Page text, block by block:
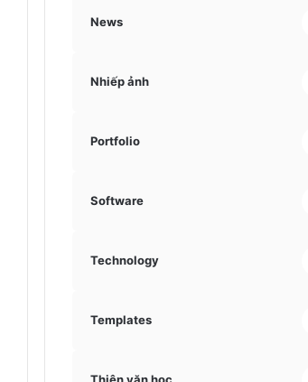
News
Nhiếp ảnh
Portfolio
Software
Technology
Templates